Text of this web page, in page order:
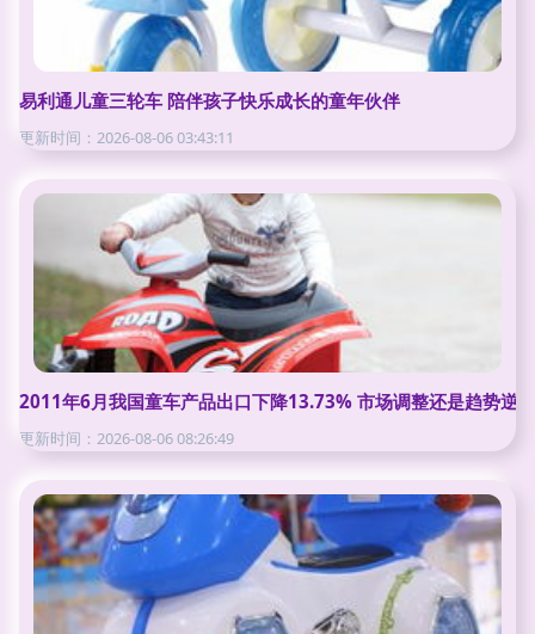
易利通儿童三轮车 陪伴孩子快乐成长的童年伙伴
更新时间：2026-08-06 03:43:11
2011年6月我国童车产品出口下降13.73% 市场调整还是趋势逆
更新时间：2026-08-06 08:26:49